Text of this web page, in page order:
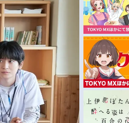
夏アニメ